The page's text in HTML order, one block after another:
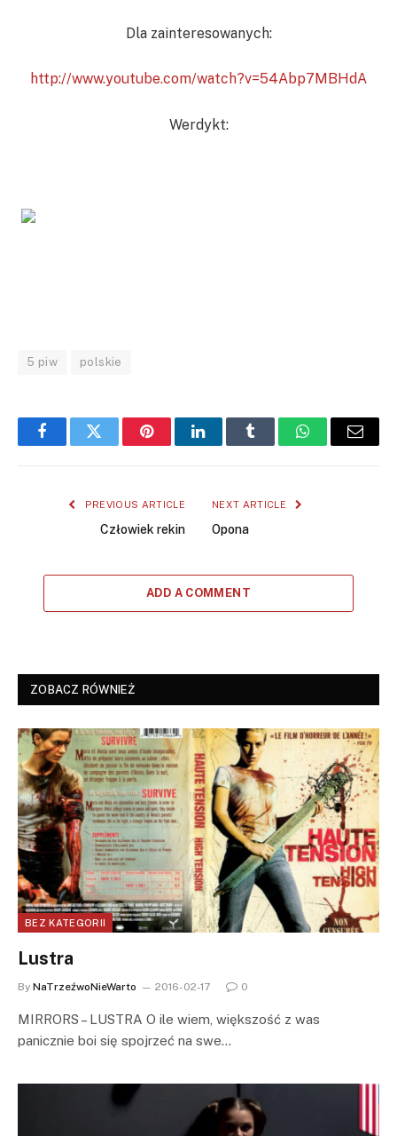
Dla zainteresowanych:
http://www.youtube.com/watch?v=54Abp7MBHdA
Werdykt:
5 piw polskie
FacebookTwitter PinterestLinkedInTumblr WhatsAppEmail
PREVIOUS ARTICLE
Człowiek rekin
NEXT ARTICLE
Opona
ADD A COMMENT
ZOBACZ RÓWNIEŻ
BEZ KATEGORII
Lustra
By NaTrzeźwoNieWarto 2016-02-17 0
MIRRORS – LUSTRA O ile wiem, większość z was
panicznie boi się spojrzeć na swe…